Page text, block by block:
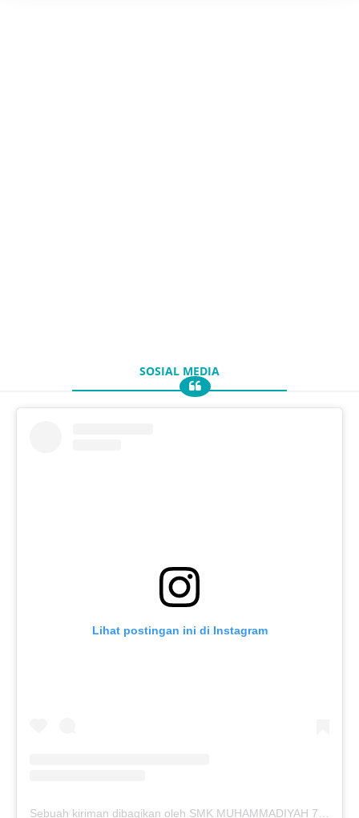
SOSIAL MEDIA
Lihat postingan ini di Instagram